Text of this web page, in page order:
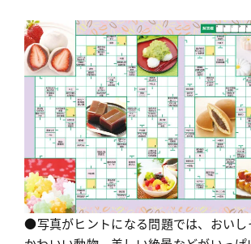
●写真がヒントになる問題では、おいし